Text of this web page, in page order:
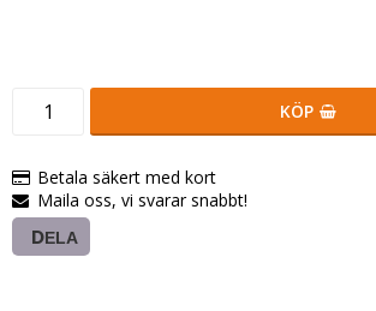
KÖP
Betala säkert med kort
Maila oss, vi svarar snabbt!
DELA